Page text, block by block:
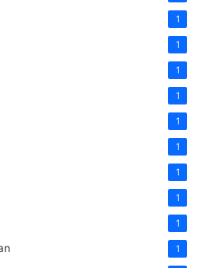
1
1
1
1
1
1
1
1
1
1